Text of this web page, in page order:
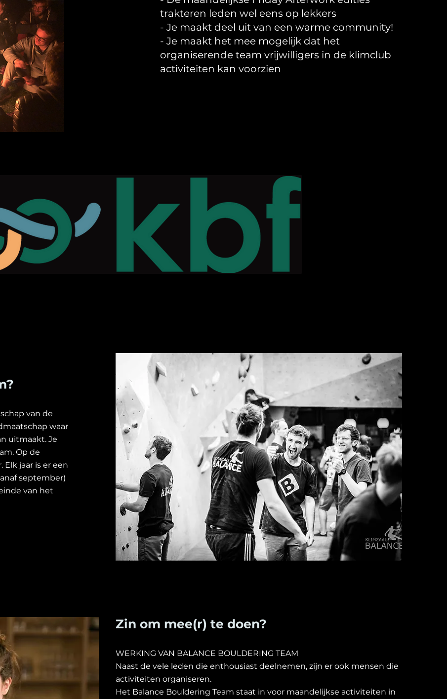
trakteren leden wel eens op lekkers
- Je maakt deel uit van een warme community!
- Je maakt het mee mogelijk dat het
organiserende team vrijwilligers in de klimclub
activiteiten kan voorzien
van de
waar
uitmaakt. Je
Op de
Elk jaar is er een
september)
van het
Zin om mee(r) te doen?
WERKING VAN BALANCE BOULDERING TEAM
Naast de vele leden die enthousiast deelnemen, zijn er ook mensen die
activiteiten organiseren.
Het Balance Bouldering Team staat in voor maandelijkse activiteiten in